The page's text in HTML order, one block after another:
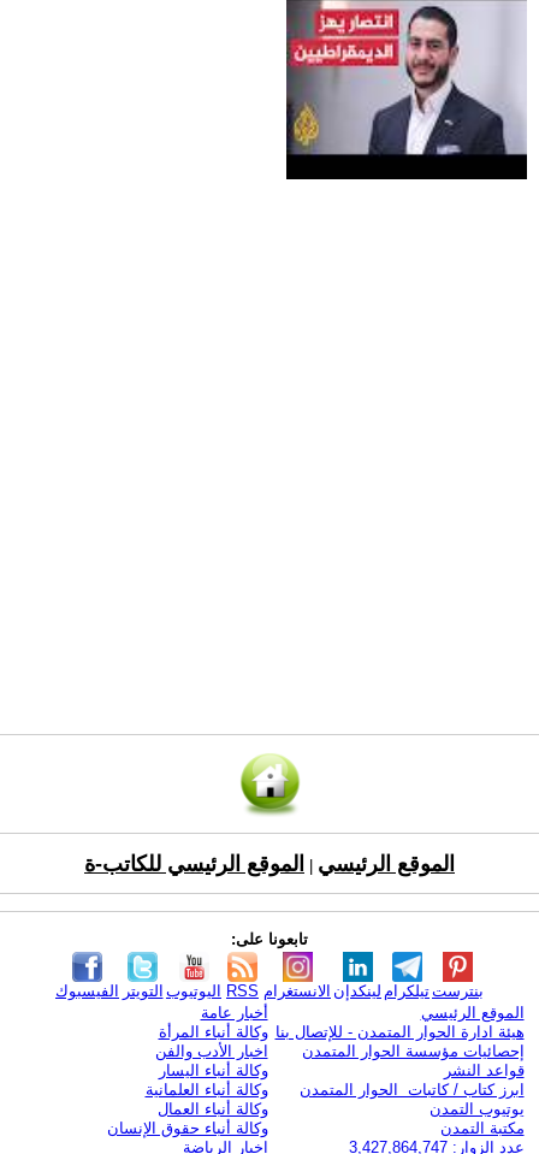
الموقع الرئيسي الموقع الرئيسي للكاتب-ة
تابعونا على:
الفيسبوك التويتر اليوتيوب RSS الانستغرام لينكدإن تيلكرامبنترست
الموقع الرئيسي
هيئة ادارة الحوار المتمدن - للإتصال بنا
إحصائيات مؤسسة الحوار المتمدن
قواعد النشر
ابرز كتاب / كاتبات الحوار المتمدن
يوتيوب التمدن
مكتبة التمدن
عدد الزوار: 3,427,864,747
أخبار عامة
وكالة أنباء المرأة
اخبار الأدب والفن
وكالة أنباء اليسار
وكالة أنباء العلمانية
وكالة أنباء العمال
وكالة أنباء حقوق الإنسان
اخبار الرياضة